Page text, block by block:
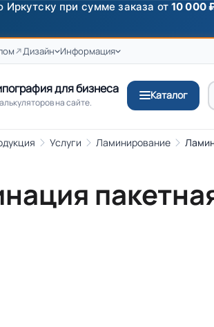
Иркутску при сумме заказа от 10 000
Дизайн Информация
для бизнеса
на сайте.
Каталог
Услуги Ламинирование